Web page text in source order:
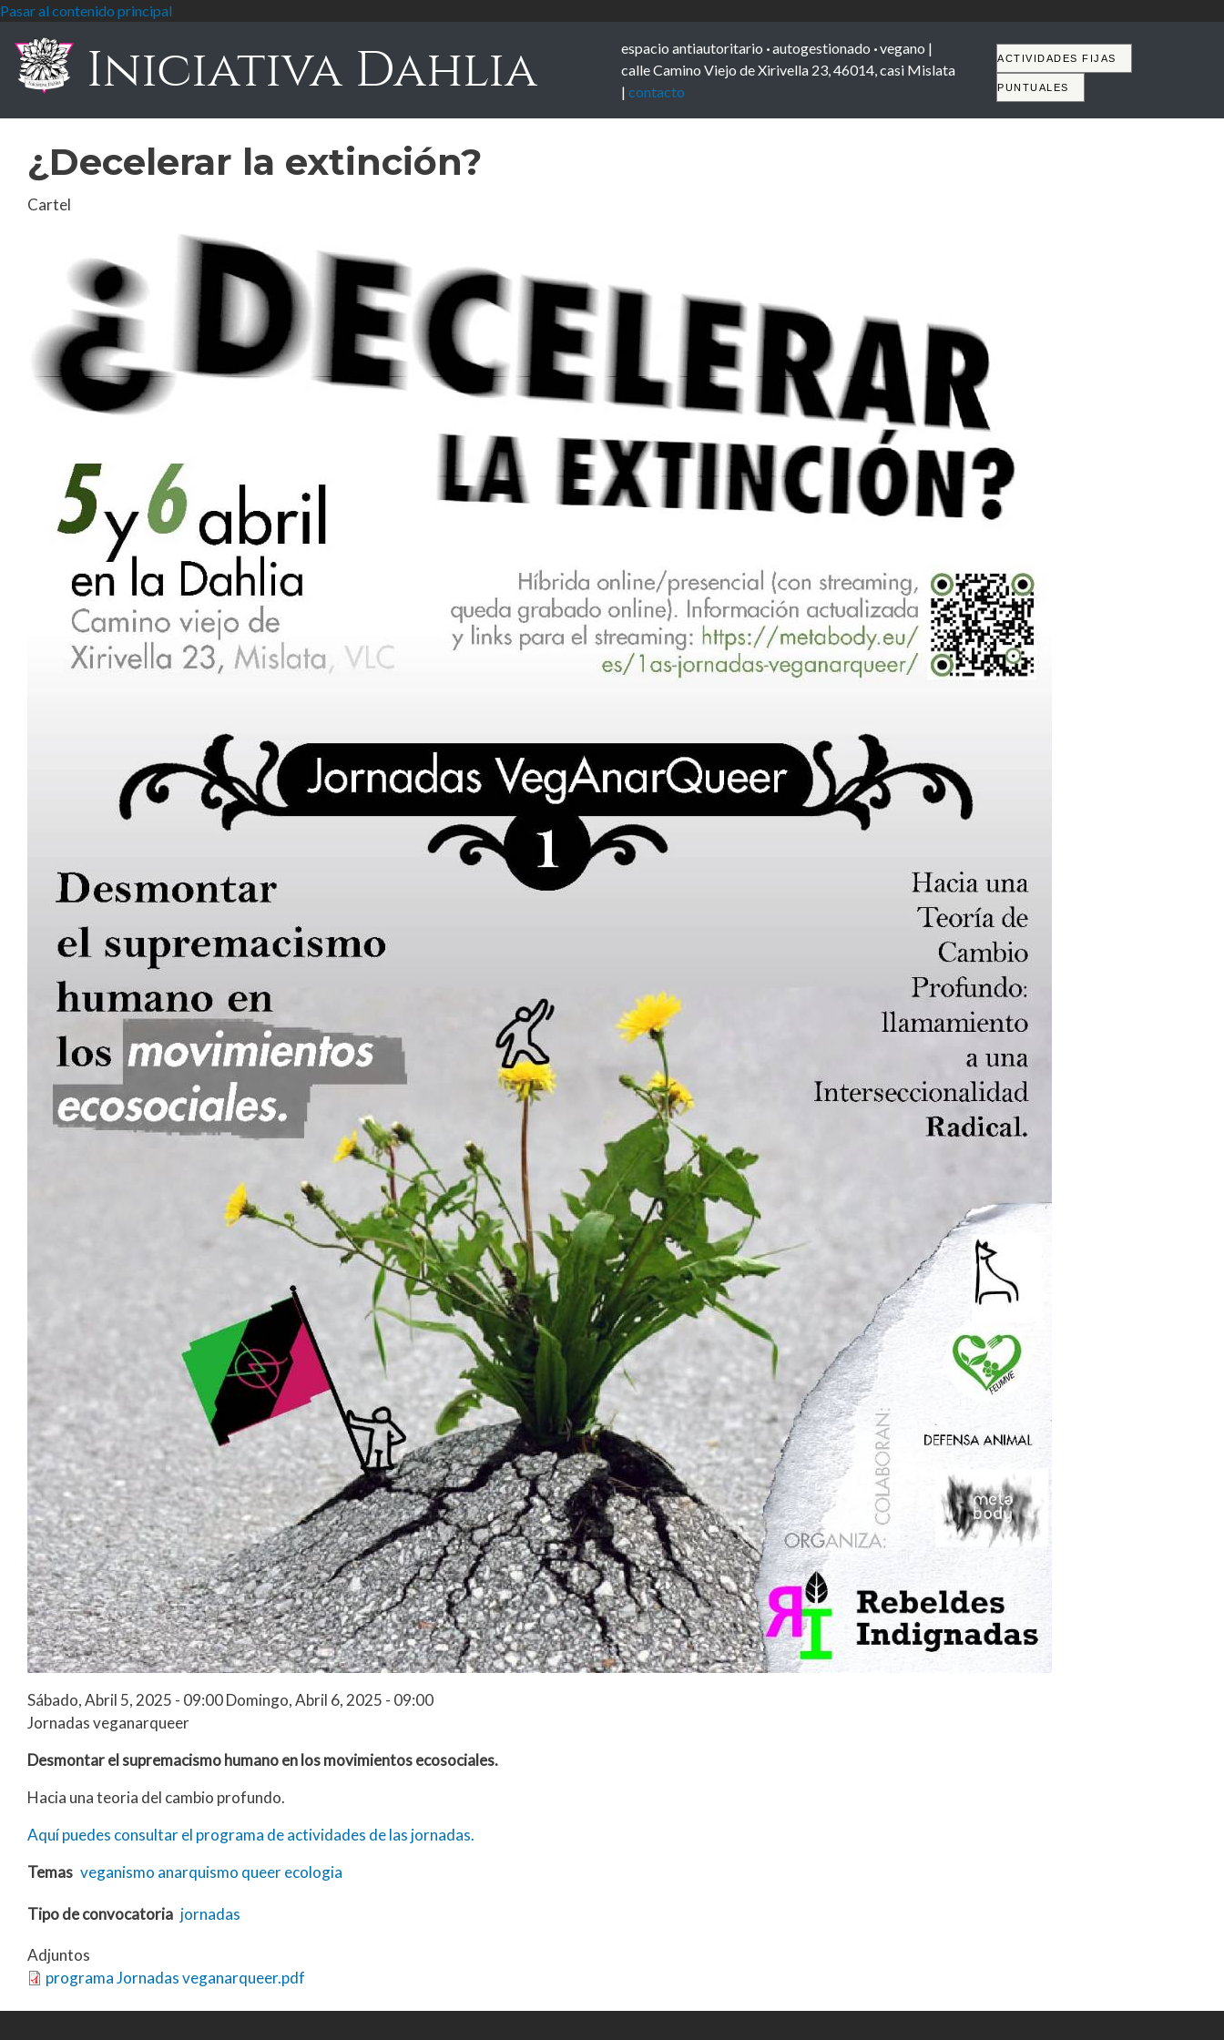
Pasar al contenido principal
Iniciativa Dahlia espacio antiautoritario ·autogestionado ·vegano |
calle Camino Viejo de Xirivella 23, 46014, casi Mislata
| contacto
Tabs
ACTIVIDADES FIJAS
PUNTUALES
¿Decelerar la extinción?
Cartel
Sábado, Abril 5, 2025 - 09:00Domingo, Abril 6, 2025 - 09:00
Jornadas veganarqueer
Desmontar el supremacismo humano en los movimientos ecosociales.
Hacia una teoria del cambio profundo.
Aquí puedes consultar el programa de actividades de las jornadas.
Temas veganismo anarquismo queerecologia
Tipo de convocatoria jornadas
Adjuntos
programa Jornadas veganarqueer.pdf